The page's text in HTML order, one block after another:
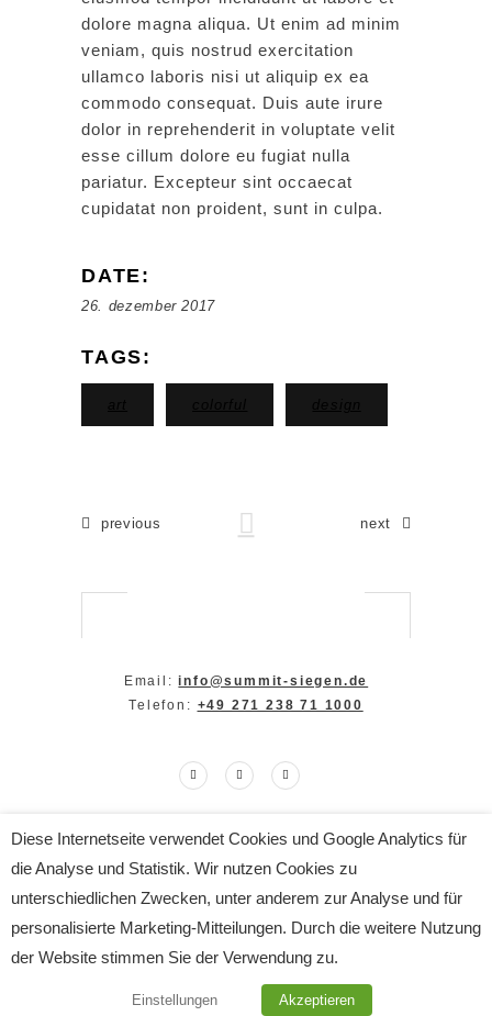
dolore magna aliqua. Ut enim ad minim
veniam, quis nostrud exercitation
ullamco laboris nisi ut aliquip ex ea
commodo consequat. Duis aute irure
dolor in reprehenderit in voluptate velit
esse cillum dolore eu fugiat nulla
pariatur. Excepteur sint occaecat
cupidatat non proident, sunt in culpa.
DATE:
26. dezember 2017
TAGS:
previous next
Email:info@summit-siegen.de
Telefon: +49 271 238 71 1000
Copyright The SUMMIT 2024
All Rights Reserved
Impressum|Datenschutz
Diese Internetseite verwendet Cookies und Google Analytics für
die Analyse und Statistik. Wir nutzen Cookies zu
unterschiedlichen Zwecken, unter anderem zur Analyse und für
personalisierte Marketing-Mitteilungen. Durch die weitere Nutzung
der Website stimmen Sie der Verwendung zu.
Einstellungen Akzeptieren